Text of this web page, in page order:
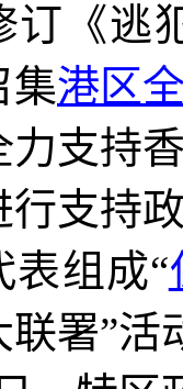
订《逃
集港区
力支持
行支持
表组成“
联署”活